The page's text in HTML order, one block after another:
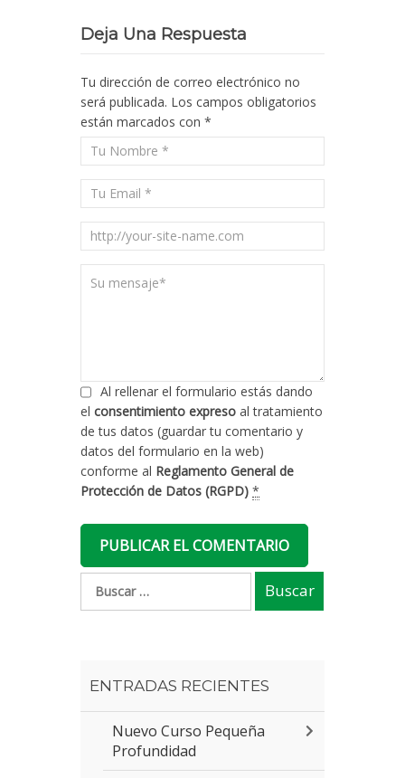
Deja Una Respuesta
Tu dirección de correo electrónico no
será publicada. Los campos obligatorios
están marcados con *
Al rellenar el formulario estás dando
el consentimiento expreso al tratamiento
de tus datos (guardar tu comentario y
datos del formulario en la web)
conforme al Reglamento General de
Protección de Datos (RGPD) *
ENTRADAS RECIENTES
Nuevo Curso Pequeña
Profundidad